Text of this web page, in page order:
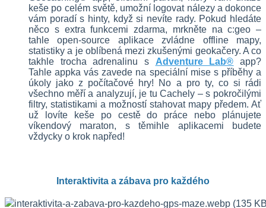
keše po celém světě, umožní logovat nálezy a dokonce
vám poradí s hinty, když si nevíte rady. Pokud hledáte
něco s extra funkcemi zdarma, mrkněte na c:geo –
tahle open-source aplikace zvládne offline mapy,
statistiky a je oblíbená mezi zkušenými geokačery. A co
takhle trocha adrenalinu s Adventure Lab® app?
Tahle appka vás zavede na speciální mise s příběhy a
úkoly jako z počítačové hry! No a pro ty, co si rádi
všechno měří a analyzují, je tu Cachely – s pokročilými
filtry, statistikami a možností stahovat mapy předem. Ať
už lovíte keše po cestě do práce nebo plánujete
víkendový maraton, s těmihle aplikacemi budete
vždycky o krok napřed!
Interaktivita a zábava pro každého